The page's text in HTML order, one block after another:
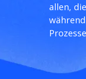
allen,